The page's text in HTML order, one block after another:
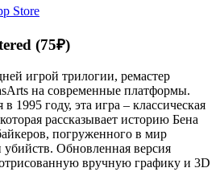
Store
(75₽)
игрой трилогии, ремастер
на современные платформы.
1995 году, эта игра – классическая
рассказывает историю Бена
погруженного в мир
Обновленная версия
вручную графику и 3D